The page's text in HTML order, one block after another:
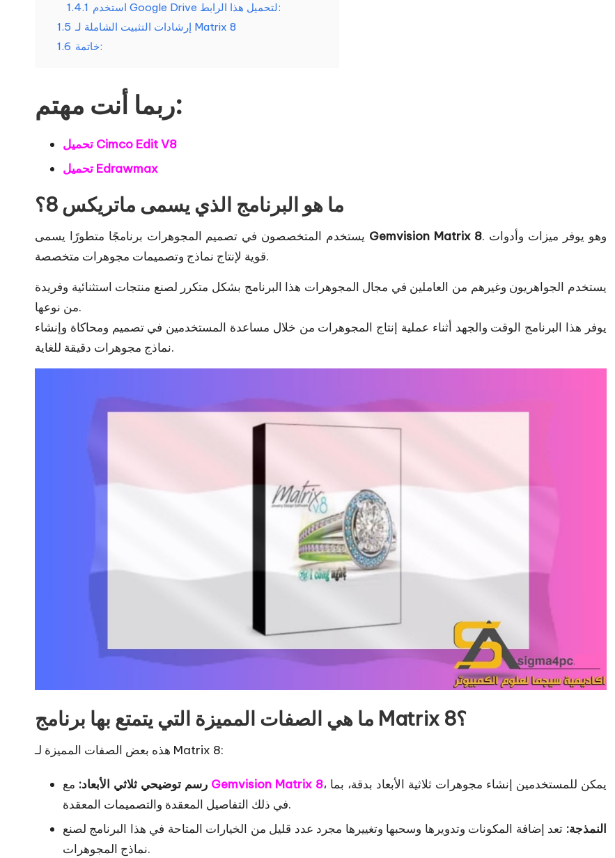
1.4.1
استخدم Google Drive لتحميل هذا الرابط:
1.5
إرشادات التثبيت الشاملة لـ Matrix 8
1.6
خاتمة:
ربما أنت مهتم:
تحميل Cimco Edit V8
تحميل Edrawmax
ما هو البرنامج الذي يسمى ماتريكس 8؟
Gemvision Matrix 8. وهو يوفر ميزات وأدوات
قوية لإنتاج نماذج وتصميمات مجوهرات متخصصة.
يستخدم الجواهريون وغيرهم من العاملين في مجال المجوهرات هذا البرنامج بشكل متكرر لصنع منتجات استثنائية وفريدة
من نوعها.
يوفر هذا البرنامج الوقت والجهد أثناء عملية إنتاج المجوهرات من خلال مساعدة المستخدمين في تصميم ومحاكاة وإنشاء
نماذج مجوهرات دقيقة للغاية.
ما هي الصفات المميزة التي يتمتع بها برنامج Matrix 8؟
هذه بعض الصفات المميزة لـ Matrix 8:
رسم توضيحي ثلاثي الأبعاد:مع Gemvision Matrix 8، يمكن للمستخدمين إنشاء مجوهرات ثلاثية الأبعاد بدقة، بما
في ذلك التفاصيل المعقدة والتصميمات المعقدة.
النمذجة: تعد إضافة المكونات وتدويرها وسحبها وتغييرها مجرد عدد قليل من الخيارات المتاحة في هذا البرنامج لصنع
نماذج المجوهرات.